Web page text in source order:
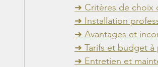
➜ Critères de choix
➜ Installation
➜ Avantages et
➜ Tarifs et budget à
➜ Entretien et